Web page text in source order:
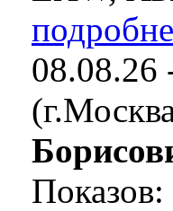
08.08.26
Показов: